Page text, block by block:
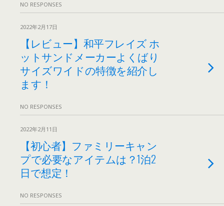
NO RESPONSES
2022年2月17日
【レビュー】和平フレイズ ホ
ットサンドメーカーよくばり
サイズワイドの特徴を紹介し
ます！
NO RESPONSES
2022年2月11日
【初心者】ファミリーキャン
プで必要なアイテムは？1泊2
日で想定！
NO RESPONSES